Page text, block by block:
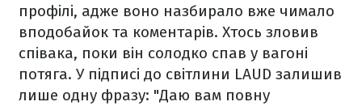
профілі, адже воно назбирало вже чимало
вподобайок та коментарів. Хтось зловив
співака, поки він солодко спав у вагоні
потяга. У підписі до світлини LAUD залишив
лише одну фразу: "Даю вам повну